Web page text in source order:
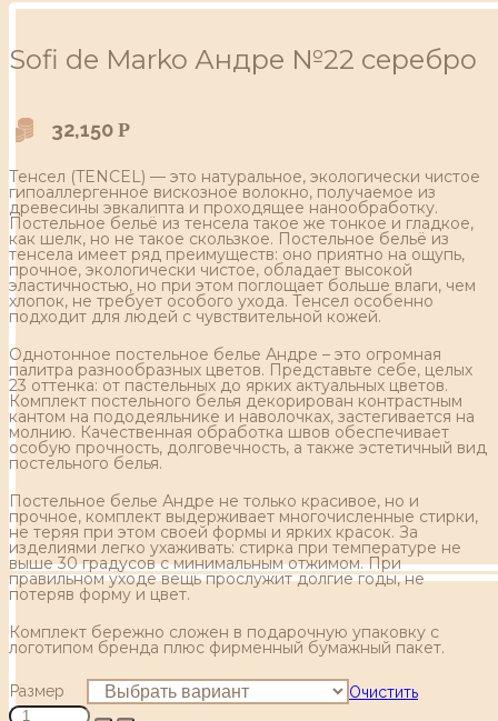
Sofi de Marko Андре №22 серебро
32,150 Р
Тенсел (TENCEL) — это натуральное, экологически чистое
гипоаллергенное вискозное волокно, получаемое из
древесины эвкалипта и проходящее нанообработку.
Постельное бельё из тенсела такое же тонкое и гладкое,
как шелк, но не такое скользкое. Постельное бельё из
тенсела имеет ряд преимуществ: оно приятно на ощупь,
прочное, экологически чистое, обладает высокой
эластичностью, но при этом поглощает больше влаги, чем
хлопок, не требует особого ухода. Тенсел особенно
подходит для людей с чувствительной кожей.
Однотонное постельное белье Андре – это огромная
палитра разнообразных цветов. Представьте себе, целых
23 оттенка: от пастельных до ярких актуальных цветов.
Комплект постельного белья декорирован контрастным
кантом на пододеяльнике и наволочках, застегивается на
молнию. Качественная обработка швов обеспечивает
особую прочность, долговечность, а также эстетичный вид
постельного белья.
Постельное белье Андре не только красивое, но и
прочное, комплект выдерживает многочисленные стирки,
не теряя при этом своей формы и ярких красок. За
изделиями легко ухаживать: стирка при температуре не
выше 30 градусов с минимальным отжимом. При
правильном уходе вещь прослужит долгие годы, не
потеряв форму и цвет.
Комплект бережно сложен в подарочную упаковку с
логотипом бренда плюс фирменный бумажный пакет.
Размер Очистить